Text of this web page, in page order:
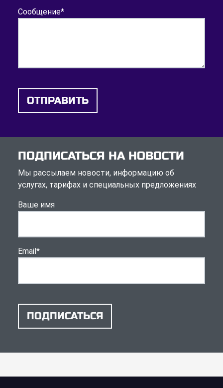
Сообщение*
ОТПРАВИТЬ
ПОДПИСАТЬСЯ НА НОВОСТИ
Мы рассылаем новости, информацию об
услугах, тарифах и специальных предложениях
Ваше имя
Email*
ПОДПИСАТЬСЯ